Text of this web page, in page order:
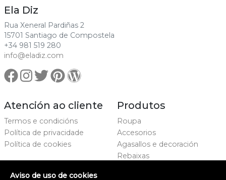
Ela Diz
Rua Xeneral Pardiñas 2
15701 Santiago de Compostela
+34 981 519 280
info@eladiz.com
Atención ao cliente
Termos e condicións
Política de privacidade
Política de cookies
Produtos
Roupa
Accesorios
Agasallos e decoración
Rebaixas
Aviso de uso de cookies